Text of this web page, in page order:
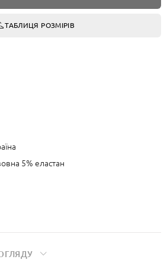
ТАБЛИЦЯ РОЗМІРІВ
5% еластан
добре тягнеться, м’яко лягає по тілу та